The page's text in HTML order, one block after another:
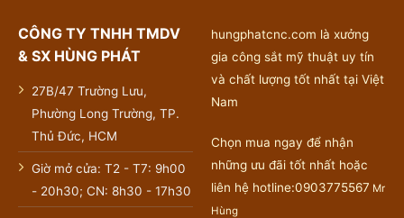
CÔNG TY TNHH TMDV
& SX HÙNG PHÁT
27B/47 Trường Lưu,
Phường Long Trường, TP.
Thủ Đức, HCM
Giờ mở cửa: T2 - T7: 9h00
- 20h30; CN: 8h30 - 17h30
hungphatcnc.com là xưởng
gia công sắt mỹ thuật uy tín
và chất lượng tốt nhất tại Việt
Nam
Chọn mua ngay để nhận
những ưu đãi tốt nhất hoặc
liên hệ hotline:0903775567 Mr
Hùng